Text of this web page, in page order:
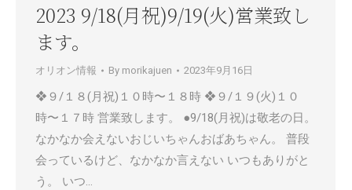
2023 9/18(月祝)9/19(火)営業致し
ます。
オリオン情報 By morikajuen 2023年9月16日
❖９/１８(月祝)１０時〜１８時 ❖９/１９(火)１０
時〜１７時 営業致します。 ●9/18(月祝)は敬老の日。
なかなか会えないおじいちゃんおばあちゃん。 普段
会っているけど、なかなか言えない いつもありがと
う。 いつ…